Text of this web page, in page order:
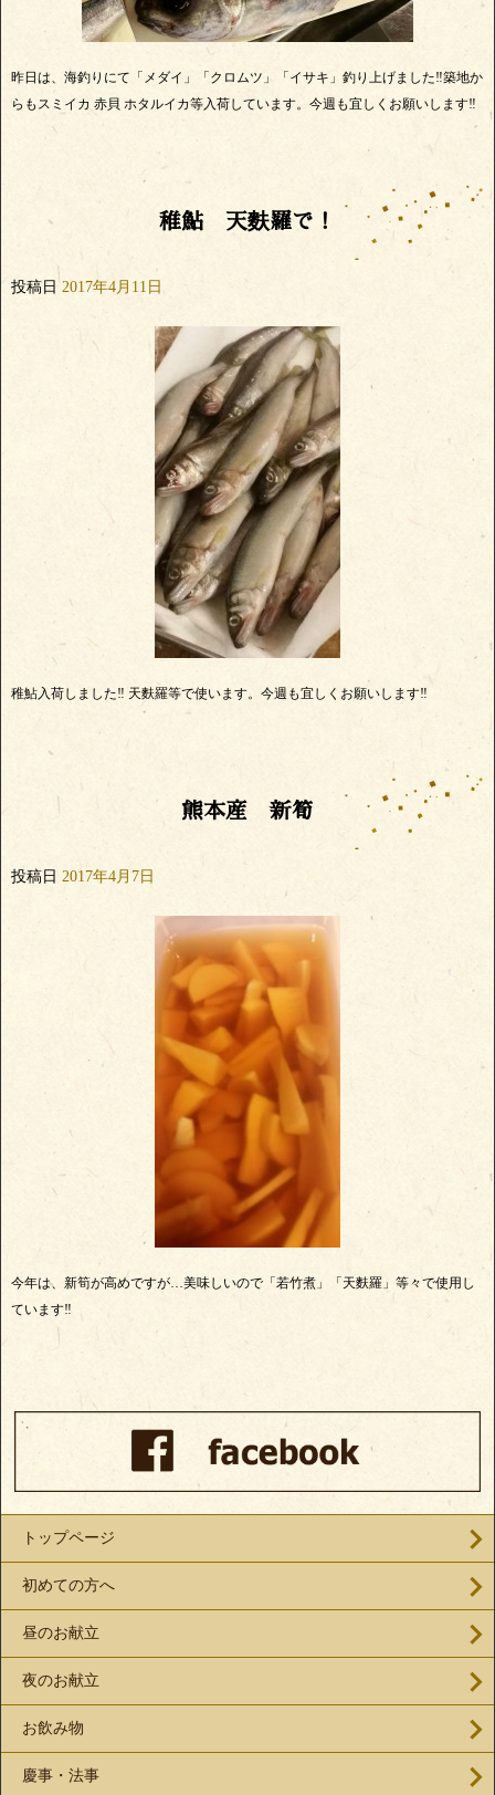
昨日は、海釣りにて「メダイ」「クロムツ」「イサキ」釣り上げました‼築地か
らもスミイカ 赤貝 ホタルイカ等入荷しています。今週も宜しくお願いします‼
稚鮎 天麩羅で！
投稿日 2017年4月11日
稚鮎入荷しました‼ 天麩羅等で使います。今週も宜しくお願いします‼
熊本産 新筍
投稿日 2017年4月7日
今年は、新筍が高めですが…美味しいので「若竹煮」「天麩羅」等々で使用し
ています‼
トップページ
初めての方へ
昼のお献立
夜のお献立
お飲み物
慶事・法事